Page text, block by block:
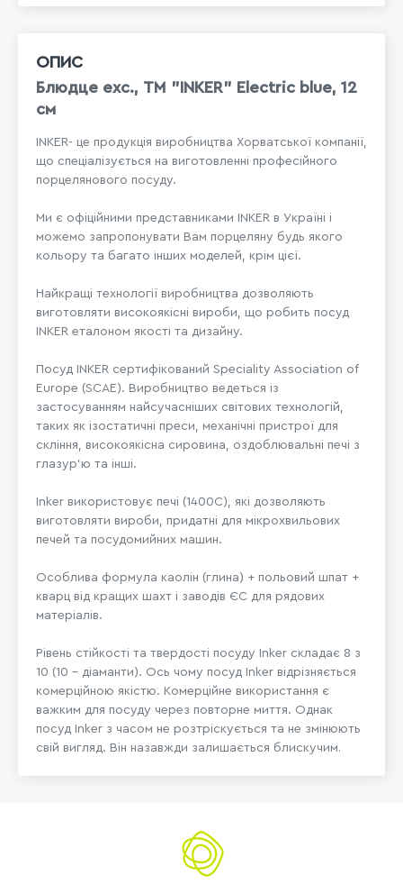
ОПИС
Блюдце exc., ТМ "INKER" Electric blue, 12
см
INKER- це продукція виробництва Хорватської компанії,
що спеціалізується на виготовленні професійного
порцелянового посуду.
Ми є офіційними представниками INKER в Україні і
можемо запропонувати Вам порцеляну будь якого
кольору та багато інших моделей, крім цієї.
Найкращі технології виробництва дозволяють
виготовляти високоякісні вироби, що робить посуд
INKER еталоном якості та дизайну.
Посуд INKER сертифікований Speciality Association of
Europe (SCAE). Виробництво ведеться із
застосуванням найсучасніших світових технологій,
таких як ізостатичні преси, механічні пристрої для
скління, високоякісна сировина, оздоблювальні печі з
глазур'ю та інші.
Inker використовує печі (1400C), які дозволяють
виготовляти вироби, придатні для мікрохвильових
печей та посудомийних машин.
Особлива формула каолін (глина) + польовий шпат +
кварц від кращих шахт і заводів ЄС для рядових
матеріалів.
Рівень стійкості та твердості посуду Inker складає 8 з
10 (10 - діаманти). Ось чому посуд Inker відрізняється
комерційною якістю. Комерційне використання є
важким для посуду через повторне миття. Однак
посуд Inker з часом не розтріскується та не змінюють
свій вигляд. Він назавжди залишається блискучим.